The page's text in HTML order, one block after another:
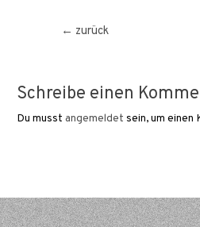
Beitragsnavigation
← zurück
Schreibe einen
Du musstangemeldet sein, um einen